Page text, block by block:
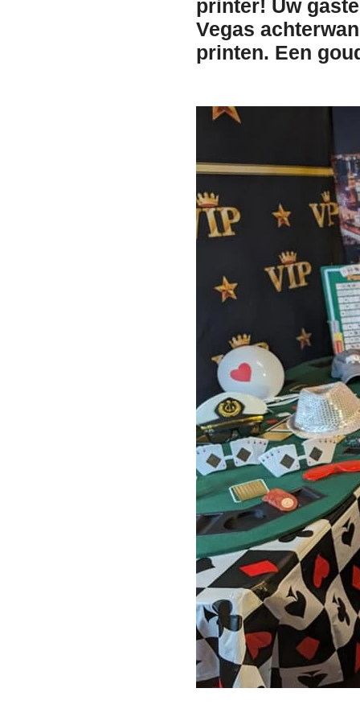
printer! Uw
Vegas
printen. Een